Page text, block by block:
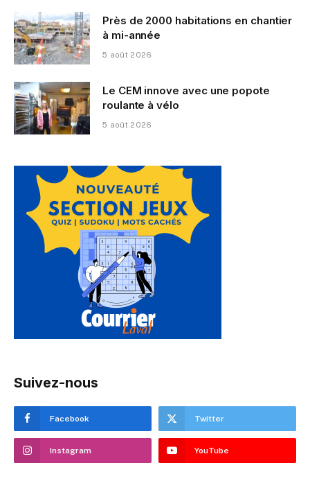
Près de 2000 habitations en chantier
à mi-année
5 août 2026
Le CEM innove avec une popote
roulante à vélo
5 août 2026
Suivez-nous
Facebook Twitter
Instagram YouTube